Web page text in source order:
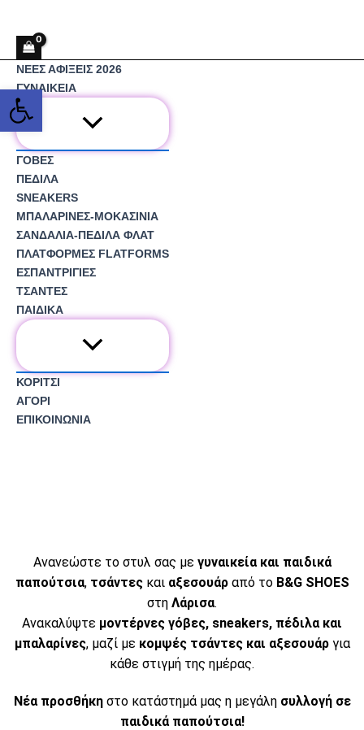
περιεχόμενο
ΝΕΕΣ ΑΦΙΞΕΙΣ 2026
ΓΥΝΑΙΚΕΙΑ
ΓΟΒΕΣ
ΠΕΔΙΛΑ
SNEAKERS
ΜΠΑΛΑΡΙΝΕΣ-ΜΟΚΑΣΙΝΙΑ
ΣΑΝΔΑΛΙΑ-ΠΕΔΙΛΑ ΦΛΑΤ
ΠΛΑΤΦΟΡΜΕΣ FLATFORMS
ΕΣΠΑΝΤΡΙΓΙΕΣ
ΤΣΑΝΤΕΣ
ΠΑΙΔΙΚΑ
ΚΟΡΙΤΣΙ
ΑΓΟΡΙ
ΕΠΙΚΟΙΝΩΝΊΑ
Ανανεώστε το στυλ σας με γυναικεία και παιδικά
παπούτσια, τσάντεςκαι αξεσουάραπό το B&G SHOES
στη Λάρισα.
Ανακαλύψτε μοντέρνες γόβες, sneakers, πέδιλα και
μπαλαρίνες, μαζί με κομψές τσάντες και αξεσουάργια
κάθε στιγμή της ημέρας.
Νέα προσθήκη στο κατάστημά μας η μεγάλη συλλογή σε
παιδικά παπούτσια!
Ανοίξτε τη γραμμή